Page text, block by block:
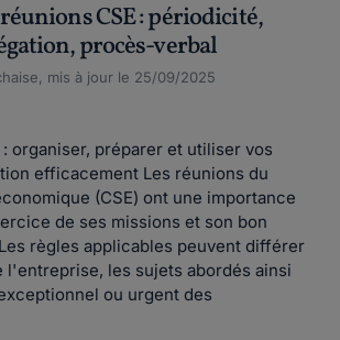
CSE : périodicité,
procès-verbal
mis à jour le 25/09/2025
: organiser, préparer et utiliser vos
efficacement Les réunions du
(CSE) ont une importance
de ses missions et son bon
règles applicables peuvent différer
les sujets abordés ainsi
ou urgent des